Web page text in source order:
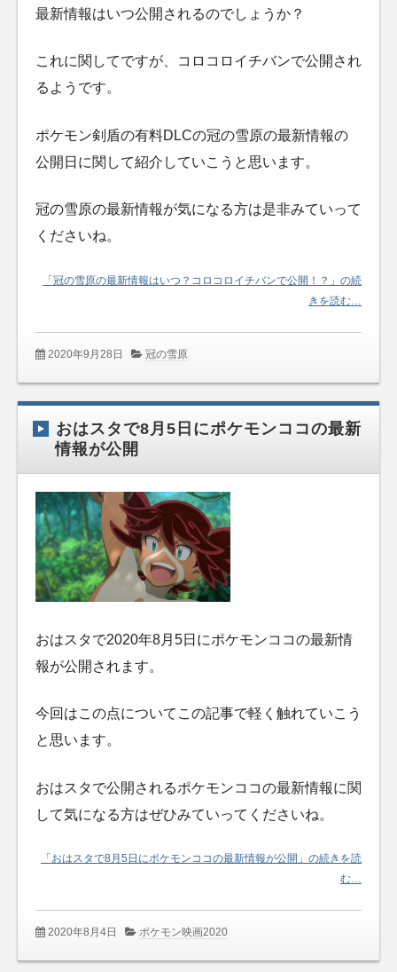
最新情報はいつ公開されるのでしょうか？
これに関してですが、コロコロイチバンで公開され
るようです。
ポケモン剣盾の有料DLCの冠の雪原の最新情報の
公開日に関して紹介していこうと思います。
冠の雪原の最新情報が気になる方は是非みていって
くださいね。
「冠の雪原の最新情報はいつ？コロコロイチバンで公開！？」の続
きを読む…
2020年9月28日 冠の雪原
おはスタで8月5日にポケモンココの最新
情報が公開
おはスタで2020年8月5日にポケモンココの最新情
報が公開されます。
今回はこの点についてこの記事で軽く触れていこう
と思います。
おはスタで公開されるポケモンココの最新情報に関
して気になる方はぜひみていってくださいね。
「おはスタで8月5日にポケモンココの最新情報が公開」の続きを読
む…
2020年8月4日 ポケモン映画2020